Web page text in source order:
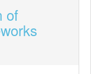
of